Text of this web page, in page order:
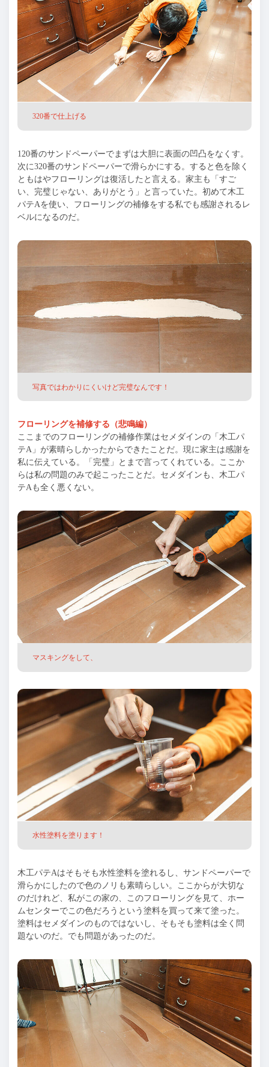
320番で仕上げる
120番のサンドペーパーでまずは大胆に表面の凹凸をなくす。
次に320番のサンドペーパーで滑らかにする。すると色を除く
ともはやフローリングは復活したと言える。家主も「すご
い、完璧じゃない、ありがとう」と言っていた。初めて木工
パテAを使い、フローリングの補修をする私でも感謝されるレ
ベルになるのだ。
写真ではわかりにくいけど完璧なんです！
フローリングを補修する（悲鳴編）
ここまでのフローリングの補修作業はセメダインの「木工パ
テA」が素晴らしかったからできたことだ。現に家主は感謝を
私に伝えている。「完璧」とまで言ってくれている。ここか
らは私の問題のみで起こったことだ。セメダインも、木工パ
テAも全く悪くない。
マスキングをして、
水性塗料を塗ります！
木工パテAはそもそも水性塗料を塗れるし、サンドペーパーで
滑らかにしたので色のノリも素晴らしい。ここからが大切な
のだけれど、私がこの家の、このフローリングを見て、ホー
ムセンターでこの色だろうという塗料を買って来て塗った。
塗料はセメダインのものではないし、そもそも塗料は全く問
題ないのだ。でも問題があったのだ。